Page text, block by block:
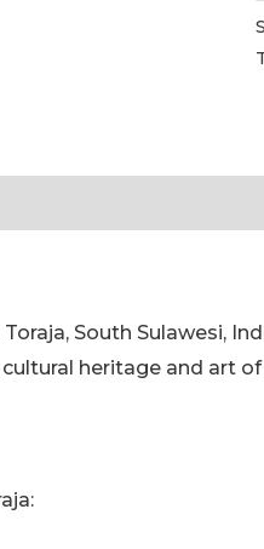
South Sulawesi,
heritage and art of